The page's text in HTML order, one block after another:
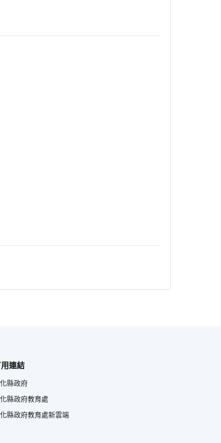
連結
縣政府
縣政府教育處
縣政府教育處新雲端